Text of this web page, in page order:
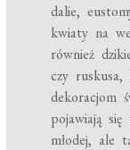
dalie,
kwiaty na
również
czy
dekoracjom
pojawiają
młodej, ale